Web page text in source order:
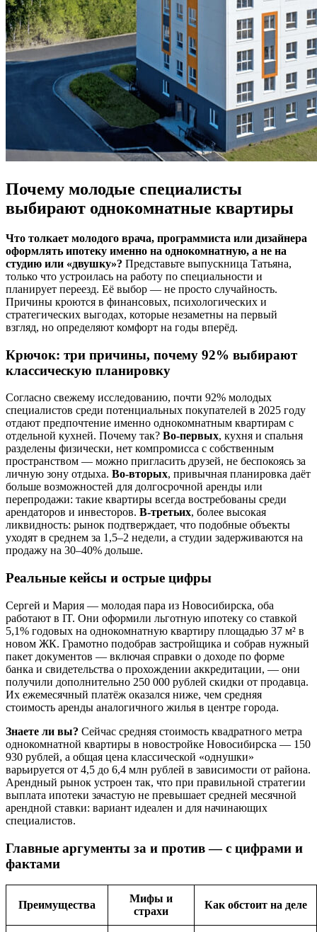
Почему молодые специалисты
выбирают однокомнатные квартиры
Что толкает молодого врача, программиста или дизайнера
оформлять ипотеку именно на однокомнатную, а не на
студию или «двушку»? Представьте выпускница Татьяна,
только что устроилась на работу по специальности и
планирует переезд. Её выбор — не просто случайность.
Причины кроются в финансовых, психологических и
стратегических выгодах, которые незаметны на первый
взгляд, но определяют комфорт на годы вперёд.
Крючок: три причины, почему 92% выбирают
классическую планировку
Согласно свежему исследованию, почти 92% молодых
специалистов среди потенциальных покупателей в 2025 году
отдают предпочтение именно однокомнатным квартирам с
отдельной кухней. Почему так? Во-первых, кухня и спальня
разделены физически, нет компромисса с собственным
пространством — можно пригласить друзей, не беспокоясь за
личную зону отдыха. Во-вторых, привычная планировка даёт
больше возможностей для долгосрочной аренды или
перепродажи: такие квартиры всегда востребованы среди
арендаторов и инвесторов. В-третьих, более высокая
ликвидность: рынок подтверждает, что подобные объекты
уходят в среднем за 1,5–2 недели, а студии задерживаются на
продажу на 30–40% дольше.
Реальные кейсы и острые цифры
Сергей и Мария — молодая пара из Новосибирска, оба
работают в IT. Они оформили льготную ипотеку со ставкой
5,1% годовых на однокомнатную квартиру площадью 37 м² в
новом ЖК. Грамотно подобрав застройщика и собрав нужный
пакет документов — включая справки о доходе по форме
банка и свидетельства о прохождении аккредитации, — они
получили дополнительно 250 000 рублей скидки от продавца.
Их ежемесячный платёж оказался ниже, чем средняя
стоимость аренды аналогичного жилья в центре города.
Знаете ли вы? Сейчас средняя стоимость квадратного метра
однокомнатной квартиры в новостройке Новосибирска — 150
930 рублей, а общая цена классической «однушки»
варьируется от 4,5 до 6,4 млн рублей в зависимости от района.
Арендный рынок устроен так, что при правильной стратегии
выплата ипотеки зачастую не превышает средней месячной
арендной ставки: вариант идеален и для начинающих
специалистов.
Главные аргументы за и против — с цифрами и
фактами
Преимущества
Мифы и
страхи
Как обстоит на деле